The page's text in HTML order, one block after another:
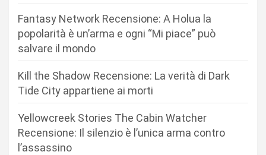
Fantasy Network Recensione: A Holua la
popolarità è un’arma e ogni “Mi piace” può
salvare il mondo
Kill the Shadow Recensione: La verità di Dark
Tide City appartiene ai morti
Yellowcreek Stories The Cabin Watcher
Recensione: Il silenzio è l’unica arma contro
l’assassino